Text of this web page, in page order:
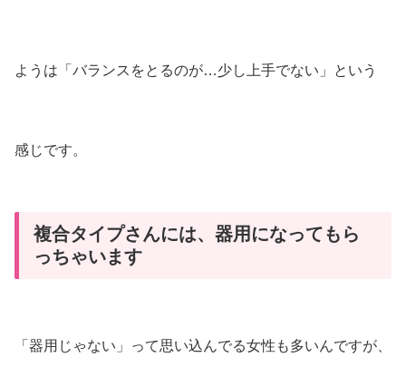
ようは「バランスをとるのが…少し上手でない」という
感じです。
複合タイプさんには、器用になってもら
っちゃいます
「器用じゃない」って思い込んでる女性も多いんですが、